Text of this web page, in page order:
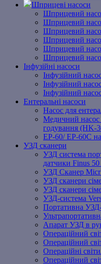
Шприцеві насоси
Шприцевий
Шприцевий
Шприцевий
Шприцевий
Шприцевий
Шприцевий
Інфузійні насоси
Інфузійний
Інфузійний
Інфузійний
Ентеральні насоси
Насос для
Медичний насос
годування (HK-
EP-60/ EP-60C
УЗД сканери
УЗД система
датчики Finus
УЗД Сканер
УЗД сканери
УЗД сканери
УЗД-система
Портативна
Апарат УЗД в
Операційний
Операційний
Операційні
Операційний